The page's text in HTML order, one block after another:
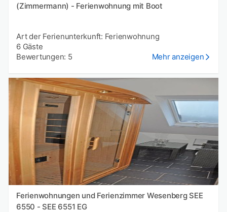
(Zimmermann) - Ferienwohnung mit Boot
Art der Ferienunterkunft: Ferienwohnung
6 Gäste
Bewertungen: 5
Mehr anzeigen
Ferienwohnungen und Ferienzimmer Wesenberg SEE
6550 - SEE 6551 EG